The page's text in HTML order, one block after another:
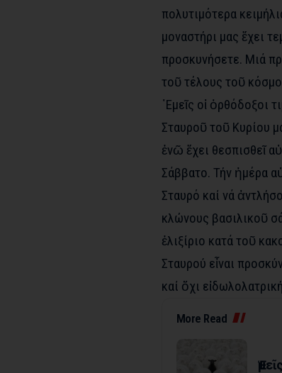
πολυτιμότερα
μοναστήρι μας ἔχει
προσκυνήσετε. Μιά
τοῦ τέλους τοῦ
᾽Εμεῖς οἱ ὀρθόδοξοι
Σταυροῦ τοῦ Κυρίου
ἐνῶ ἔχει θεσπισθεῖ
Σάββατο. Τήν ἡμέρα
Σταυρό καί νά
κλώνους βασιλικοῦ
ἐλιξίριο κατά τοῦ
Σταυρού εἶναι
καί ὄχι
More Read